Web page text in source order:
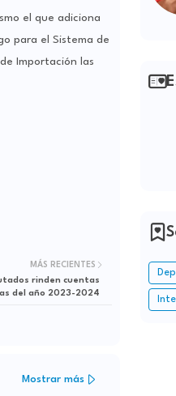
el que adiciona
para el Sistema de
Importación las
MÁS RECIENTES
rinden cuentas
del año 2023-2024
Mostrar más